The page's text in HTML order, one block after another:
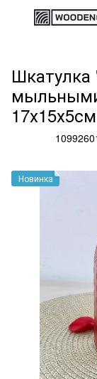
Шкатулка
17х15х5см
Новинка